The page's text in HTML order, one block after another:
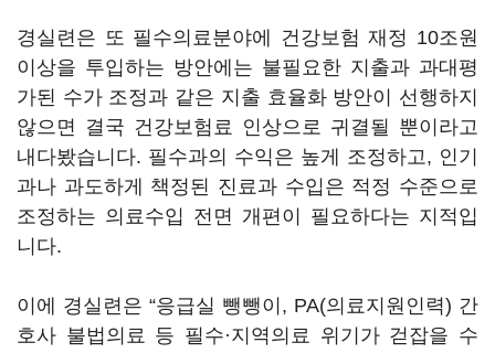
경실련은 또 필수의료분야에 건강보험 재정 10조원
이상을 투입하는 방안에는 불필요한 지출과 과대평
가된 수가 조정과 같은 지출 효율화 방안이 선행하지
않으면 결국 건강보험료 인상으로 귀결될 뿐이라고
내다봤습니다. 필수과의 수익은 높게 조정하고, 인기
과나 과도하게 책정된 진료과 수입은 적정 수준으로
조정하는 의료수입 전면 개편이 필요하다는 지적입
니다.
이에 경실련은 “응급실 뺑뺑이, PA(의료지원인력) 간
호사 불법의료 등 필수·지역의료 위기가 걷잡을 수